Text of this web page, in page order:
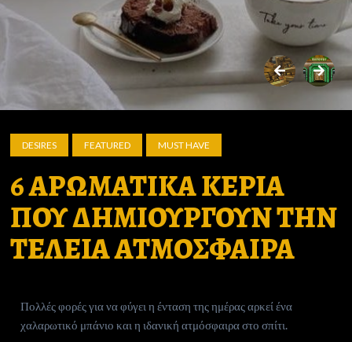
DESIRES FEATURED MUST HAVE
6 ΑΡΩΜΑΤΙΚΑ ΚΕΡΙΑ
ΠΟΥ ΔΗΜΙΟΥΡΓΟΥΝ ΤΗΝ
ΤΕΛΕΙΑ ΑΤΜΟΣΦΑΙΡΑ
Πολλές φορές για να φύγει η ένταση της ημέρας αρκεί ένα
χαλαρωτικό μπάνιο και η ιδανική ατμόσφαιρα στο σπίτι.